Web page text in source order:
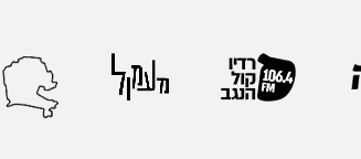
IEOM היא אחת האגודות הבינלאומיות הגדולות
הנדסת התעשייה והניהול.